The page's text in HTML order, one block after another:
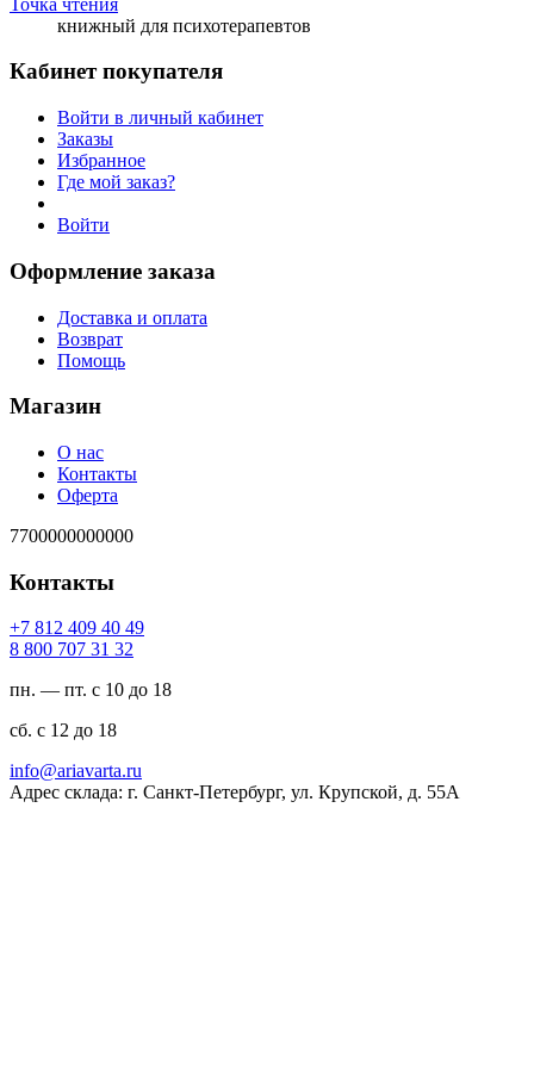
книжный для психотерапевтов
Кабинет покупателя
Войти в личный кабинет
Заказы
Избранное
Где мой заказ?
Войти
Оформление заказа
Доставка и оплата
Возврат
Помощь
Магазин
О нас
Контакты
Оферта
7700000000000
Контакты
94 04 904 218 7+
23 13 707 008 8
пн. — пт. с 10 до 18
сб. с 12 до 18
ur.atravaira@ofni
Адрес склада: г. Санкт-Петербург, ул. Крупской, д. 55А